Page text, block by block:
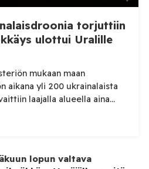
torjuttiin
ulottui Uralille
mukaan maan
aikana yli 200 ukrainalaista
laajalla alueella aina
virallisen
torstai-illan 6. elokuuta
välisenä aikana.
lopun valtava